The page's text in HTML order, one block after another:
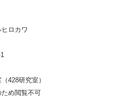
ロカワ
428研究室）
め閲覧不可